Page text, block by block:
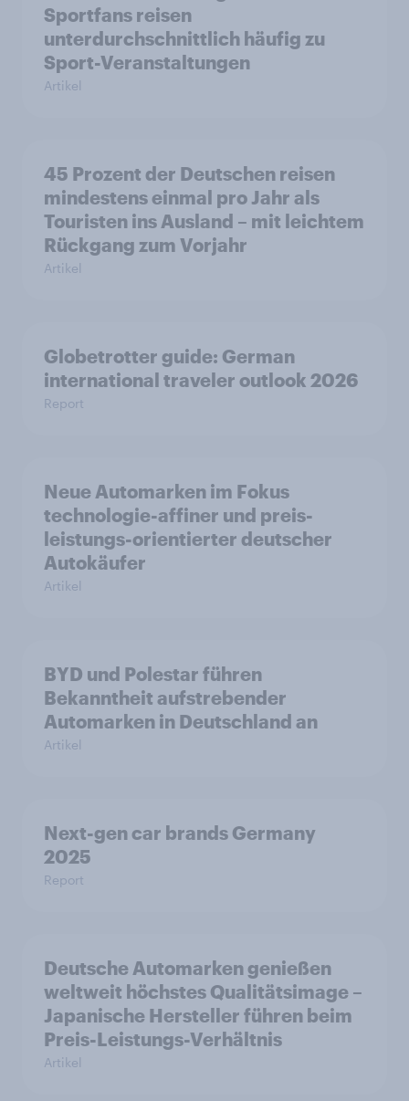
Sportfans reisen
unterdurchschnittlich häufig zu
Sport-Veranstaltungen
Artikel
45 Prozent der Deutschen reisen
mindestens einmal pro Jahr als
Touristen ins Ausland – mit leichtem
Rückgang zum Vorjahr
Artikel
Globetrotter guide: German
international traveler outlook 2026
Report
Neue Automarken im Fokus
technologie-affiner und preis-
leistungs-orientierter deutscher
Autokäufer
Artikel
BYD und Polestar führen
Bekanntheit aufstrebender
Automarken in Deutschland an
Artikel
Next-gen car brands Germany
2025
Report
Deutsche Automarken genießen
weltweit höchstes Qualitätsimage –
Japanische Hersteller führen beim
Preis-Leistungs-Verhältnis
Artikel